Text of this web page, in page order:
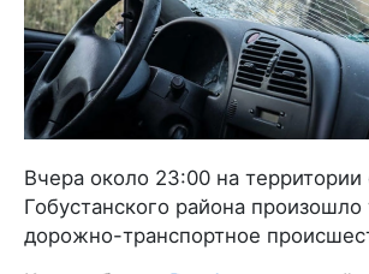
Вчера около 23:00 на территории
Гобустанского района
дорожно-транспортное